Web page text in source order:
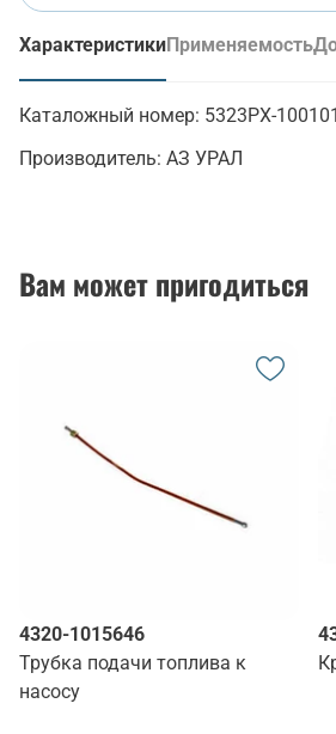
Характеристики
(активная вкладка)
Применяемость
Каталожный номер: 5323РХ-
Производитель: АЗ УРАЛ
Вам может пригодиться
4320-1015646
Трубка подачи топлива к
насосу